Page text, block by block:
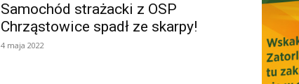
Samochód strażacki z OSP
Chrząstowice spadł ze skarpy!
4 maja 2022